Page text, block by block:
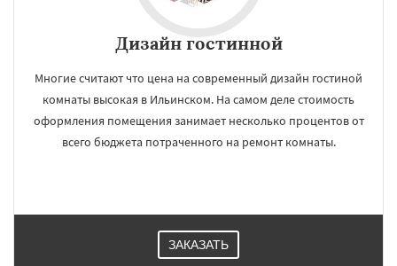
Дизайн гостинной
Многие считают что цена на современный дизайн гостиной
комнаты высокая в Ильинском. На самом деле стоимость
оформления помещения занимает несколько процентов от
всего бюджета потраченного на ремонт комнаты.
ЗАКАЗАТЬ